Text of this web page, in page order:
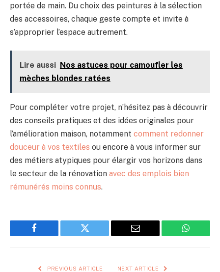
portée de main. Du choix des peintures à la sélection
des accessoires, chaque geste compte et invite à
s’approprier l’espace autrement.
Lire aussi Nos astuces pour camoufler les
mèches blondes ratées
Pour compléter votre projet, n’hésitez pas à découvrir
des conseils pratiques et des idées originales pour
l’amélioration maison, notamment comment redonner
douceur à vos textiles ou encore à vous informer sur
des métiers atypiques pour élargir vos horizons dans
le secteur de la rénovation avec des emplois bien
rémunérés moins connus.
Facebook Twitter Email
PREVIOUS ARTICLE NEXT ARTICLE